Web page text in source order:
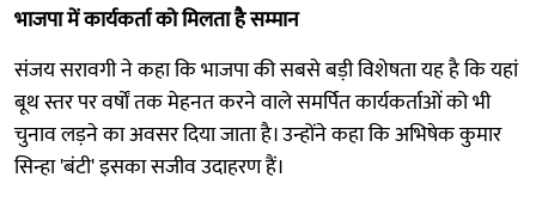
भाजपा में कार्यकर्ता को मिलता है सम्मान
संजय सरावगी ने कहा कि भाजपा की सबसे बड़ी विशेषता यह है कि यहां
बूथ स्तर पर वर्षों तक मेहनत करने वाले समर्पित कार्यकर्ताओं को भी
चुनाव लड़ने का अवसर दिया जाता है। उन्होंने कहा कि अभिषेक कुमार
सिन्हा 'बंटी' इसका सजीव उदाहरण हैं।